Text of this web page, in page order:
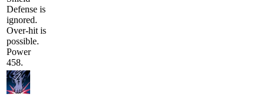
Defense is
ignored.
Over-hit is
possible.
Power
458.